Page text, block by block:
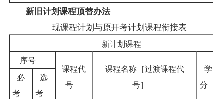
新旧计划课程顶替办法
现课程计划与原开考计划课程衔接表
新计划课程
序号
课程代
号
课程名称［过渡课程代
号］
学
分
必
考
选
考